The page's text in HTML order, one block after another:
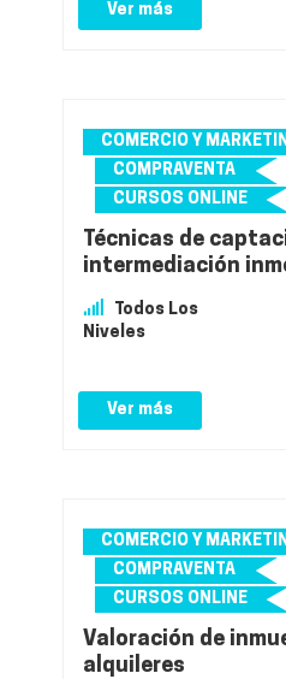
Ver más
COMERCIO Y
COMPRAVENTA
CURSOS ONLINE
Técnicas de
intermediación
Todos Los
Niveles
Ver más
COMERCIO Y
COMPRAVENTA
CURSOS ONLINE
Valoración de
alquileres